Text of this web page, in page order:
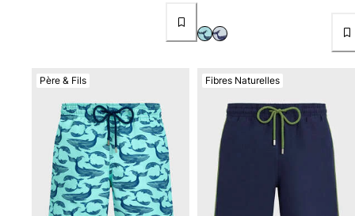
Père & Fils Fibres Naturelles